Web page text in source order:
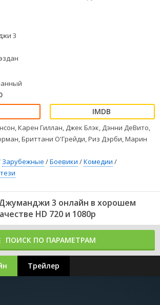
3
Карен Гиллан, Джек Блэк, Дэнни ДеВито,
Бриттани О'Грейди, Риз Дэрби, Марин
Зарубежные /Боевики /Комедии /
3 онлайн в хорошем
HD 720 и 1080p
ПОИСК ПО ПАРАМЕТРАМ
Трейлер